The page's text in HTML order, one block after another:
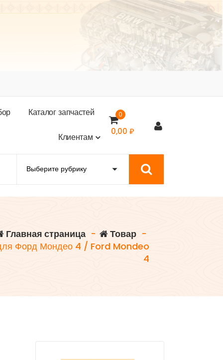
ор Каталогзапчастей
Клиентам
0
0,00 ₽
Главная страница - Товар -
Форд Мондео 4 / Ford Mondeo
4